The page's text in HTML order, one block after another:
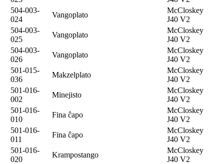
504-003-
024
Vangoplato
McCloskey
J40 V2
504-003-
025
Vangoplato
McCloskey
J40 V2
504-003-
026
Vangoplato
McCloskey
J40 V2
501-015-
036
Makzelplato
McCloskey
J40 V2
501-016-
002
Minejisto
McCloskey
J40 V2
501-016-
010
Fina ĉapo
McCloskey
J40 V2
501-016-
011
Fina ĉapo
McCloskey
J40 V2
501-016-
020
Krampostango
McCloskey
J40 V2